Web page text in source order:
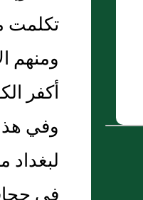
تكلمت
ومنهم
أكفر
وفي